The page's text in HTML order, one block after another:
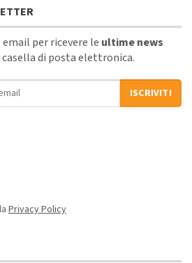
per ricevere le ultime news
di posta elettronica.
ISCRIVITI
Privacy Policy